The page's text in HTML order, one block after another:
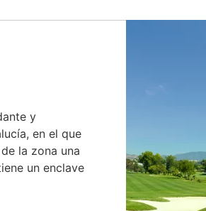
y
en el que
la zona una
un enclave